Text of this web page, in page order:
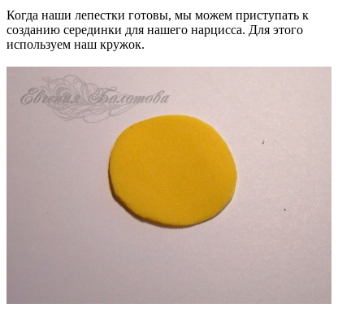
Когда наши лепестки готовы, мы можем приступать к
созданию серединки для нашего нарцисса. Для этого
используем наш кружок.